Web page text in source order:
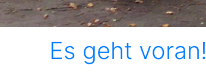
Es geht voran!